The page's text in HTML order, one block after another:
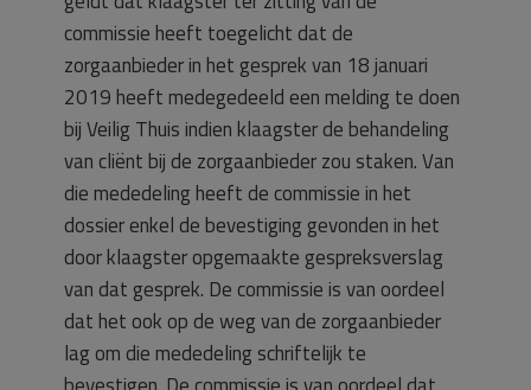
commissie heeft toegelicht dat de
zorgaanbieder in het gesprek van 18 januari
2019 heeft medegedeeld een melding te doen
bij Veilig Thuis indien klaagster de behandeling
van cliënt bij de zorgaanbieder zou staken. Van
die mededeling heeft de commissie in het
dossier enkel de bevestiging gevonden in het
door klaagster opgemaakte gespreksverslag
van dat gesprek. De commissie is van oordeel
dat het ook op de weg van de zorgaanbieder
lag om die mededeling schriftelijk te